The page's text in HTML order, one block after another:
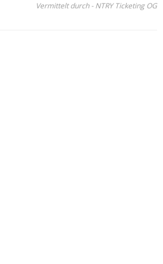
Vermittelt durch - NTRY Ticketing OG